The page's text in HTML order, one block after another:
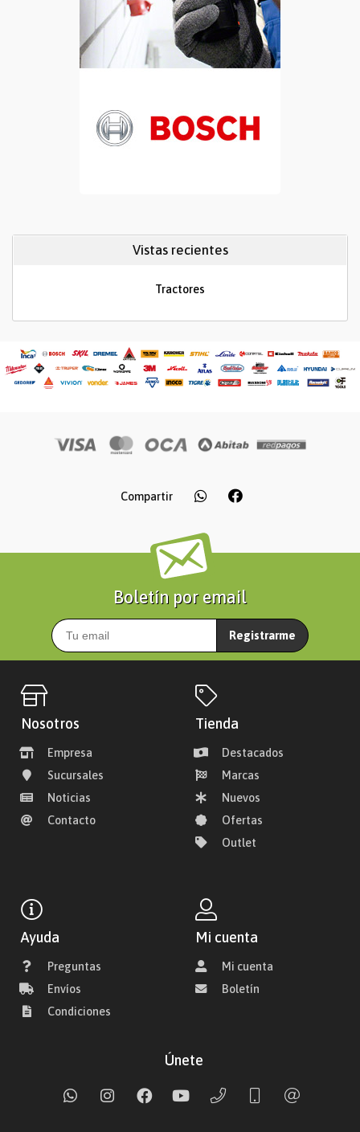
Vistas recientes
Tractores
Compartir
Boletín por email
Registrarme
Nosotros
Empresa
Sucursales
Noticias
Contacto
Tienda
Destacados
Marcas
Nuevos
Ofertas
Outlet
Ayuda
Preguntas
Envíos
Condiciones
Mi cuenta
Mi cuenta
Boletín
Únete